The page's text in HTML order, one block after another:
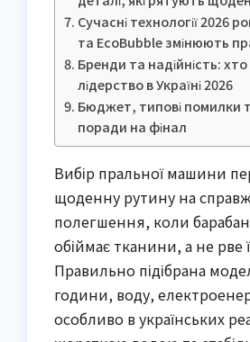
Сучасні технології 2026
та EcoBubble змінюють
Бренди та надійність:
лідерство в Україні 2026
Бюджет, типові помилки
поради на фінал
Вибір пральної машини
щоденну рутину на
полегшення, коли
обіймає тканини, а не рве
Правильно підібрана
години, воду,
особливо в українських